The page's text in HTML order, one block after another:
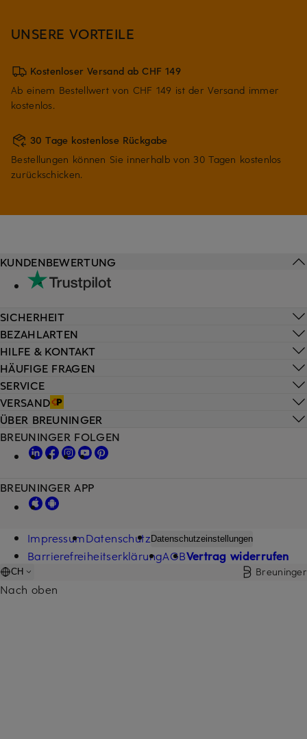
UNSERE VORTEILE
Kostenloser Versand ab CHF 149
Ab einem Bestellwert von CHF 149 ist der Versand immer
kostenlos.
30 Tage kostenlose Rückgabe
Bestellungen können Sie innerhalb von 30 Tagen kostenlos
zurückschicken.
HILFE & KONTAKT
HÄUFIGE FRAGEN
SERVICE
VERSAND
KUNDENBEWERTUNG
SICHERHEIT
BEZAHLARTEN
ÜBER BREUNINGER
BREUNINGER FOLGEN
BREUNINGER APP
ImpressumDatenschutz Datenschutzeinstellungen
BarrierefreiheitserklärungAGBVertrag widerrufen
CH Breuninger
Nach oben